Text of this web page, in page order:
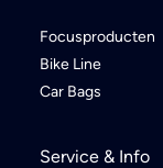
Focusproducten
Bike Line
Car Bags
Service & Info